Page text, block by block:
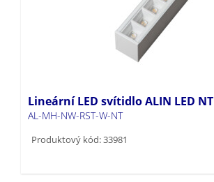
Lineární LED svítidlo ALIN LED NT
AL-MH-NW-RST-W-NT
Produktový kód: 33981